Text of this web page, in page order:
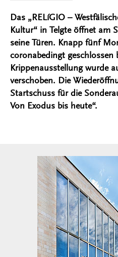
Das „RELíGIO –
Kultur“ in Telgte öffnet am
seine Türen. Knapp fünf
coronabedingt geschlossen
Krippenausstellung wurde
verschoben. Die
Startschuss für die
Von Exodus bis heute“.